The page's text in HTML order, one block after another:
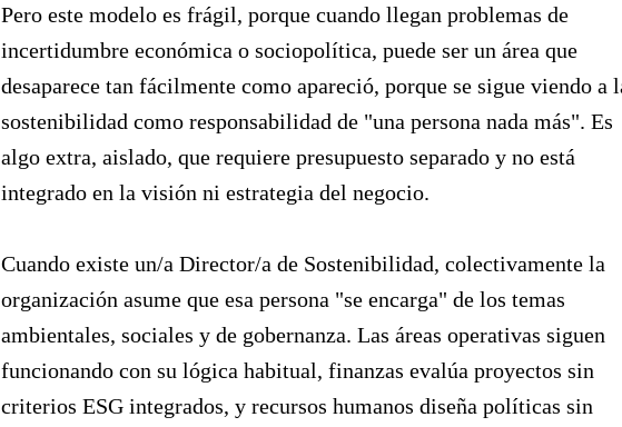
Pero este modelo es frágil, porque cuando llegan problemas de
incertidumbre económica o sociopolítica, puede ser un área que
desaparece tan fácilmente como apareció, porque se sigue viendo a
sostenibilidad como responsabilidad de "una persona nada más". Es
algo extra, aislado, que requiere presupuesto separado y no está
integrado en la visión ni estrategia del negocio.
Cuando existe un/a Director/a de Sostenibilidad, colectivamente la
organización asume que esa persona "se encarga" de los temas
ambientales, sociales y de gobernanza. Las áreas operativas siguen
funcionando con su lógica habitual, finanzas evalúa proyectos sin
criterios ESG integrados, y recursos humanos diseña políticas sin